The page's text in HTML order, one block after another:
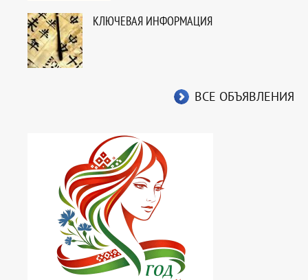
КЛЮЧЕВАЯ ИНФОРМАЦИЯ
ВСЕ ОБЪЯВЛЕНИЯ